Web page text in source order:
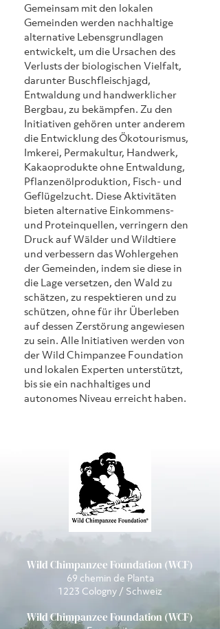
Gemeinsam mit den lokalen
Gemeinden werden nachhaltige
alternative Lebensgrundlagen
entwickelt, um die Ursachen des
Verlusts der biologischen Vielfalt,
darunter Buschfleischjagd,
Entwaldung und handwerklicher
Bergbau, zu bekämpfen. Zu den
Initiativen gehören unter anderem
die Entwicklung des Ökotourismus,
Imkerei, Permakultur, Handwerk,
Kakaoprodukte ohne Entwaldung,
Pflanzenölproduktion, Fisch- und
Geflügelzucht. Diese Aktivitäten
bieten alternative Einkommens-
und Proteinquellen, verringern den
Druck auf Wälder und Wildtiere
und verbessern das Wohlergehen
der Gemeinden, indem sie diese in
die Lage versetzen, den Wald zu
schätzen, zu respektieren und zu
schützen, ohne für ihr Überleben
auf dessen Zerstörung angewiesen
zu sein. Alle Initiativen werden von
der Wild Chimpanzee Foundation
und lokalen Experten unterstützt,
bis sie ein nachhaltiges und
autonomes Niveau erreicht haben.
Wild Chimpanzee Foundation (WCF)
69 chemin de Planta
1223 Cologny / Schweiz
Wild Chimpanzee Foundation (WCF)